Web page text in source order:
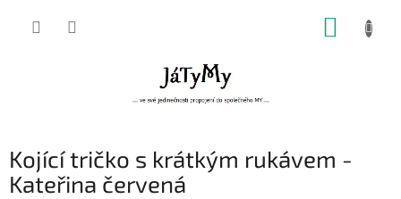
Kojící tričko s krátkým rukávem -
Kateřina červená